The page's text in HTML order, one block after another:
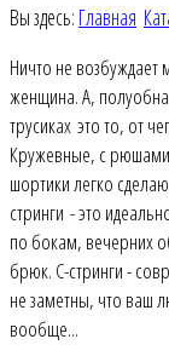
Вы здесь: Главная
Ничто не
женщина. А,
трусиках это то, от
Кружевные, с
шортики легко
стринги - это
по бокам, вечерних
брюк. С-стринги -
не заметны, что ваш
вообще...